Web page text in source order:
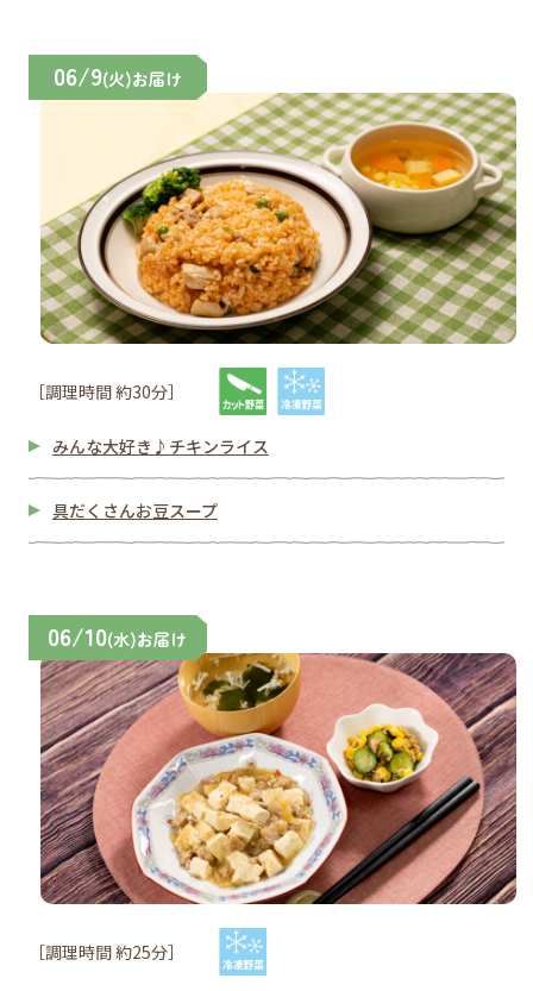
06/9(火)お届け
［調理時間 約30分］
みんな大好き♪チキンライス
具だくさんお豆スープ
06/10(水)お届け
［調理時間 約25分］